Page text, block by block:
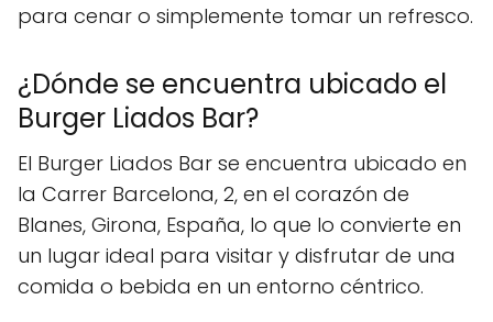
para cenar o simplemente tomar un refresco.
¿Dónde se encuentra ubicado el
Burger Liados Bar?
El Burger Liados Bar se encuentra ubicado en
la Carrer Barcelona, 2, en el corazón de
Blanes, Girona, España, lo que lo convierte en
un lugar ideal para visitar y disfrutar de una
comida o bebida en un entorno céntrico.